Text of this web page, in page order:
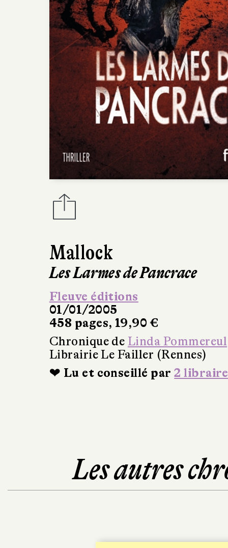
Mallock
Les Larmes de Pancrace
Fleuve éditions
01/01/2005
458 pages, 19,90 €
Chronique de Linda Pommereul
Librairie Le Failler (Rennes)
❤ Lu et conseillé par2
Les autres